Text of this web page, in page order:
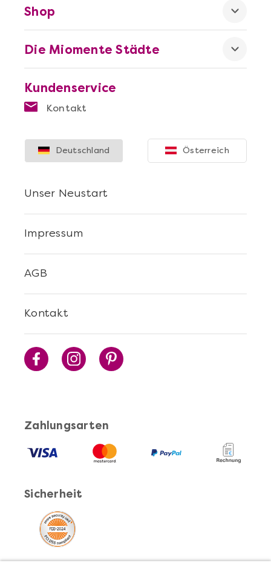
Kundenservice
Kontakt
Die Miomente Städte
Shop
Zahlungsarten
Sicherheit
Kontakt
AGB
Impressum
Unser Neustart
Deutschland Österreich